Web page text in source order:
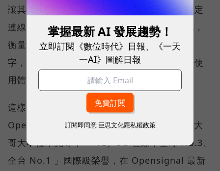
讓其在人潮聚集、高速移動或室內空間維持穩定
連線，即無法轉換成好的使用體驗，也因如此，
衡量「好網路」的標準，也逐漸從追求測速數
字，轉向任何時間、任何地點都能穩定連線的使
用體驗。
這樣的轉變，也反映在國際權威網路分析機構
Opensignal 公布的評比結果。今年初，台灣大
哥大不僅率先奪下「 4G／5G 在線率全球 No.3、
全台 No.1 」國際級榮譽，在 Opensignal 最新
掌握最新 AI 發展趨勢！
立即訂閱《數位時代》日報、《一天
一AI》圖解日報
訂閱即同意 巨思文化隱私權政策